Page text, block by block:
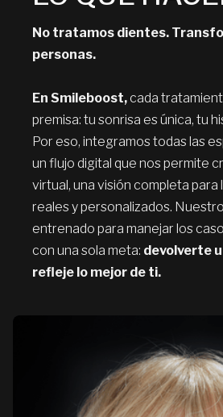
No tratamos dientes.
personas.
En Smileboost,cada
premisa: tu sonrisa es única, tu
Por eso, integramos todas las
un flujo digital que nos permite
virtual, una visión completa
reales y personalizados.
entrenado para manejar los
con una sola meta: devolverte
refleje lo mejor de ti.